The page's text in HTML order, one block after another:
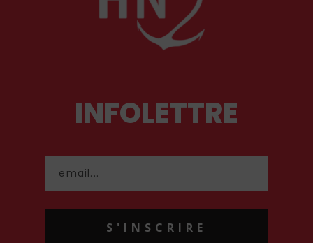
INFOLETTRE
S'INSCRIRE